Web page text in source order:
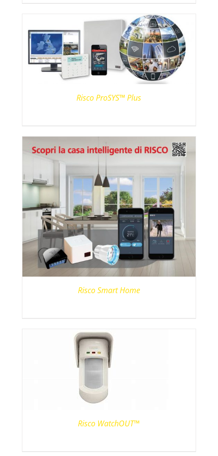
Risco ProSYS™ Plus
Risco Smart Home
Risco WatchOUT™